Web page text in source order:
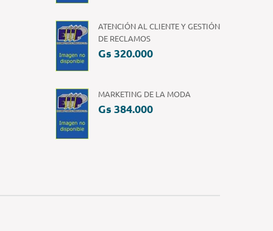
ATENCIÓN AL CLIENTE Y GESTIÓN
DE RECLAMOS
Gs 320.000
MARKETING DE LA MODA
Gs 384.000